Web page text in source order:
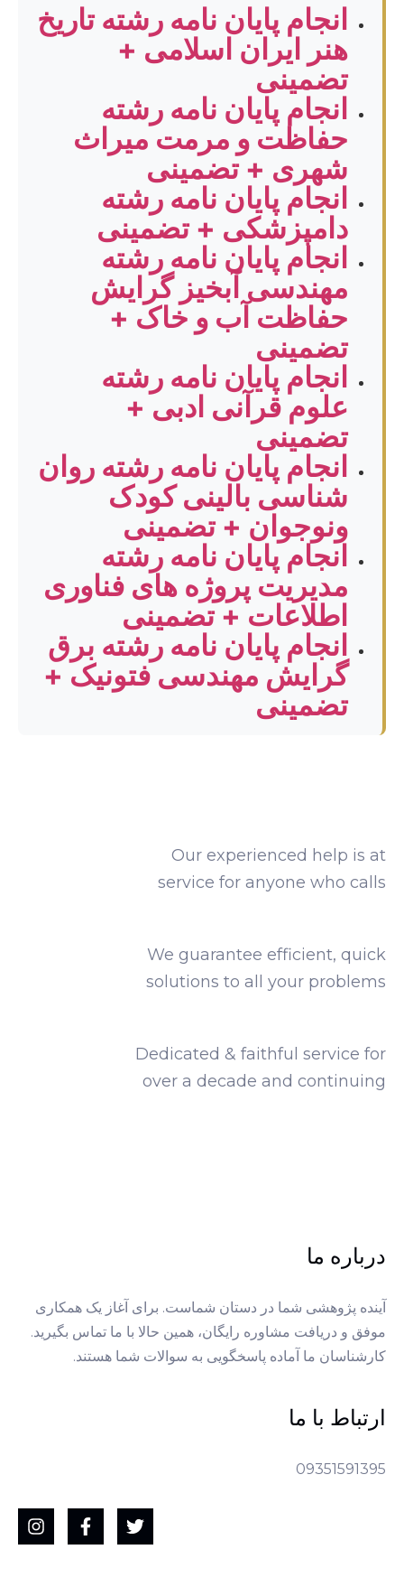
انجام پایان نامه رشته تاریخ
هنر ایران اسلامی +
تضمینی
انجام پایان نامه رشته
حفاظت و مرمت میراث
شهری + تضمینی
انجام پایان نامه رشته
دامپزشکی + تضمینی
انجام پایان نامه رشته
مهندسی آبخیز گرایش
حفاظت آب و خاک +
تضمینی
انجام پایان نامه رشته
علوم قرآنی ادبی +
تضمینی
انجام پایان نامه رشته روان
شناسی بالینی کودک
ونوجوان + تضمینی
انجام پایان نامه رشته
مدیریت پروژه های فناوری
اطلاعات + تضمینی
انجام پایان نامه رشته برق
گرایش مهندسی فتونیک +
تضمینی
Our experienced help is at
service for anyone who calls
We guarantee efficient, quick
solutions to all your problems
Dedicated & faithful service for
over a decade and continuing
درباره ما
آینده پژوهشی شما در دستان شماست. برای آغاز یک همکاری
موفق و دریافت مشاوره رایگان، همین حالا با ما تماس بگیرید.
کارشناسان ما آماده پاسخگویی به سوالات شما هستند.
ارتباط با ما
09351591395